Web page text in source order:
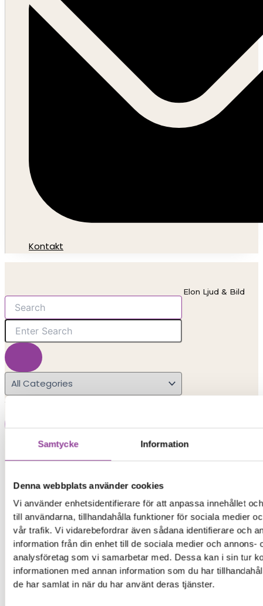
Samtycke Information
Denna webbplats använder cookies
Vi använder enhetsidentifierare för att anpassa innehållet
till användarna, tillhandahålla funktioner för sociala medier
vår trafik. Vi vidarebefordrar även sådana identifierare och
information från din enhet till de sociala medier och annons-
analysföretag som vi samarbetar med. Dessa kan i sin tur
informationen med annan information som du har
de har samlat in när du har använt deras tjänster.
Kontakt
Elon Ljud & Bild
Search Results
Popular Searches
iphone 15
iphone
xiaomi redmi